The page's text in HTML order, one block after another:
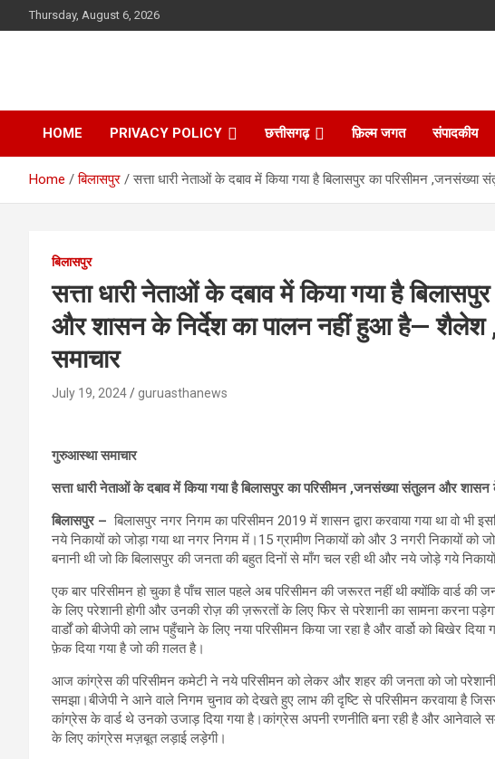
to
Thursday, August 6, 2026
HOME PRIVACY POLICY छत्तीसगढ़ फ़िल्म जगत संपादकीय
Home बिलासपुर सत्ता धारी नेताओं के दबाव में किया गया है बिलासपुर का परिसीमन
बिलासपुर
सत्ता धारी नेताओं के दबाव में किया गया है
और शासन के निर्देश का पालन नहीं हुआ है— शैलेश
समाचार
July 19, 2024 guruasthanews
गुरुआस्था समाचार
सत्ता धारी नेताओं के दबाव में किया गया है बिलासपुर का परिसीमन ,जनसंख्या संतुलन और
बिलासपुर – बिलासपुर नगर निगम का परिसीमन 2019 में शासन द्वारा करवाया गया था वो भी
नये निकायों को जोड़ा गया था नगर निगम में।15 ग्रामीण निकायों को और 3 नगरी निकायों को
बनानी थी जो कि बिलासपुर की जनता की बहुत दिनों से माँग चल रही थी और नये जोड़े गये
एक बार परिसीमन हो चुका है पाँच साल पहले अब परिसीमन की जरूरत नहीं थी क्योंकि वार्ड की
के लिए परेशानी होगी और उनकी रोज़ की ज़रूरतों के लिए फिर से परेशानी का सामना करना
वार्डों को बीजेपी को लाभ पहुँचाने के लिए नया परिसीमन किया जा रहा है और वार्डो को बिखेर
फ़ेक दिया गया है जो की ग़लत है।
आज कांग्रेस की परिसीमन कमेटी ने नये परिसीमन को लेकर और शहर की जनता को जो
समझा।बीजेपी ने आने वाले निगम चुनाव को देखते हुए लाभ की दृष्टि से परिसीमन करवाया है
कांग्रेस के वार्ड थे उनको उजाड़ दिया गया है।कांग्रेस अपनी रणनीति बना रही है और
के लिए कांग्रेस मज़बूत लड़ाई लड़ेगी।